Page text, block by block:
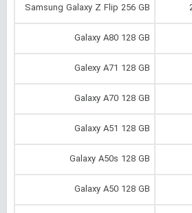
Samsung Galaxy Z Flip 256 GB
Galaxy A80 128 GB
Galexy A71 128 GB
Galaxy A70 128 GB
Galaxy A51 128 GB
Galaxy A50s 128 GB
Galaxy A50 128 GB